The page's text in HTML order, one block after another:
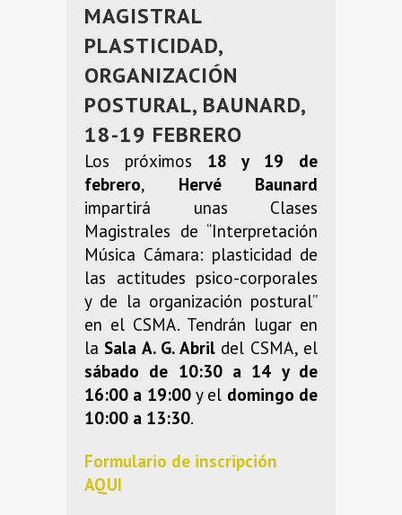
MAGISTRAL
PLASTICIDAD,
ORGANIZACIÓN
POSTURAL, BAUNARD,
18-19 FEBRERO
Los próximos 18 y 19 de
febrero, Hervé Baunard
impartirá unas Clases
Magistrales de “Interpretación
Música Cámara: plasticidad de
las actitudes psico-corporales
y de la organización postural”
en el CSMA. Tendrán lugar en
la Sala A. G. Abrildel CSMA, el
sábado de 10:30 a 14 y de
16:00 a 19:00y el domingo de
10:00 a 13:30.
Formulario de inscripción
AQUI